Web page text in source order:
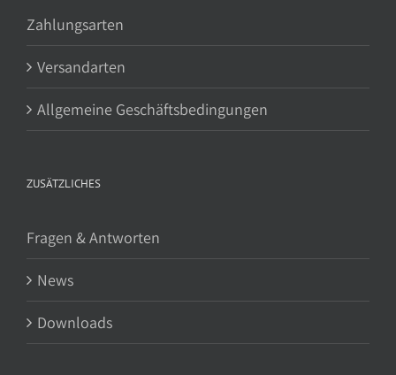
Zahlungsarten
Versandarten
Allgemeine Geschäftsbedingungen
ZUSÄTZLICHES
Fragen & Antworten
News
Downloads